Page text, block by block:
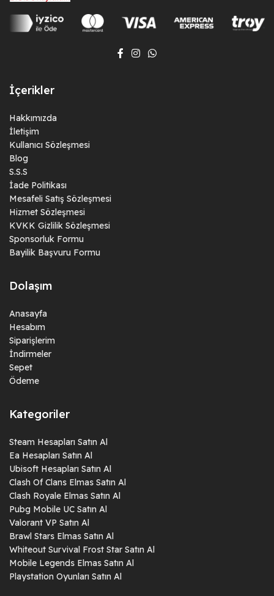
İçerikler
Hakkımızda
İletişim
Kullanıcı Sözleşmesi
Blog
S.S.S
İade Politikası
Mesafeli Satış Sözleşmesi
Hizmet Sözleşmesi
KVKK Gizlilik Sözleşmesi
Sponsorluk Formu
Bayilik Başvuru Formu
Dolaşım
Anasayfa
Hesabım
Siparişlerim
İndirmeler
Sepet
Ödeme
Kategoriler
Steam Hesapları Satın Al
Ea Hesapları Satın Al
Ubisoft Hesapları Satın Al
Clash Of Clans Elmas Satın Al
Clash Royale Elmas Satın Al
Pubg Mobile UC Satın Al
Valorant VP Satın Al
Brawl Stars Elmas Satın Al
Whiteout Survival Frost Star Satın Al
Mobile Legends Elmas Satın Al
Playstation Oyunları Satın Al